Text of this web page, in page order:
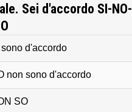
Sei d'accordo SI-NO-
sono d'accordo
non sono d'accordo
SO